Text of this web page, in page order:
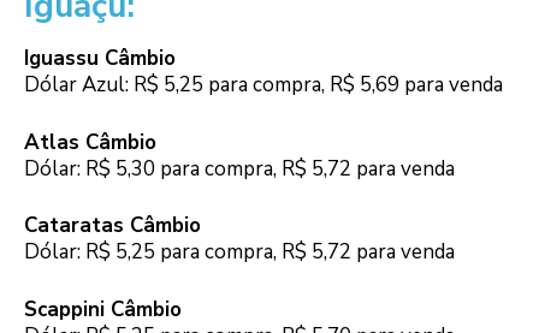
Iguassu Câmbio
Dólar Azul: R$ 5,25 para compra, R$ 5,69 para venda
Atlas Câmbio
Dólar: R$ 5,30 para compra, R$ 5,72 para venda
Cataratas Câmbio
Dólar: R$ 5,25 para compra, R$ 5,72 para venda
Scappini Câmbio